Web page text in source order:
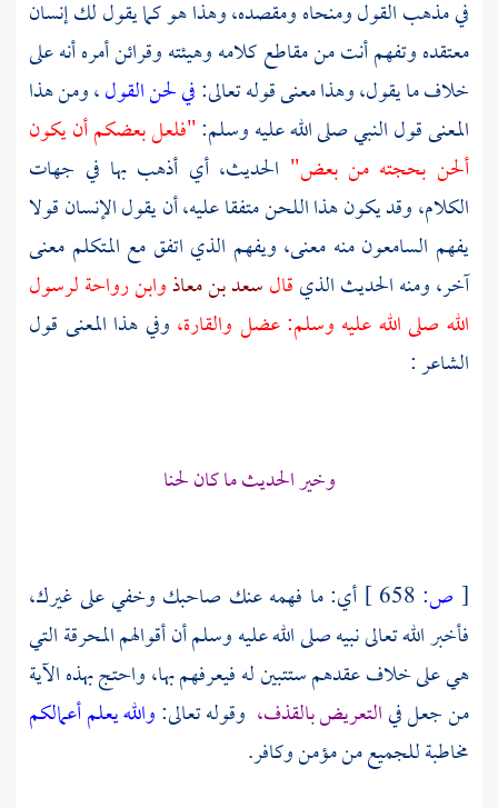
في مذهب القول ومنحاه ومقصده، وهذا هو كما يقول لك إنسان
معتقده وتفهم أنت من مقاطع كلامه وهيئته وقرائن أمره أنه على
خلاف ما يقول، وهذا معنى قوله تعالى:في لحن القول، ومن هذا
المعنى قول النبي صلى الله عليه وسلم:"فلعل بعضكم أن يكون
ألحن بحجته من بعض" الحديث، أي أذهب بها في جهات
الكلام، وقد يكون هذا اللحن متفقا عليه، أن يقول الإنسان قولا
يفهم السامعون منه معنى، ويفهم الذي اتفق مع المتكلم معنى
آخر، ومنه الحديث الذيقالسعد بن معاذوابن رواحة لرسول
الله صلى الله عليه وسلم: عضل والقارة، وفي هذا المعنى قول
الشاعر :
وخير الحديث ما كان لحنا
[ ص:
أي: ما فهمه عنك صاحبك وخفي على غيرك،
فأخبر الله تعالى نبيه صلى الله عليه وسلم أن أقوالهم المحرقة التي
هي على خلاف عقدهم ستتبين له فيعرفهم بها، واحتج بهذه الآية
من جعل فيالتعريض بالقذف، وقوله تعالى:والله يعلم أعمالكم
مخاطبة للجميع من مؤمن وكافر.